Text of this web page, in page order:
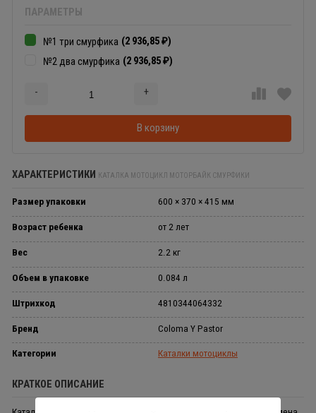
ПАРАМЕТРЫ
№1 три смурфика (2 936,85 ₽)
№2 два смурфика (2 936,85 ₽)
- +
В корзину
ХАРАКТЕРИСТИКИ КАТАЛКА МОТОЦИКЛ МОТОРБАЙК СМУРФИКИ
Размер упаковки 600 × 370 × 415 мм
Возраст ребенка от 2 лет
Вес 2.2 кг
Объем в упаковке 0.084 л
Штрихкод 4810344064332
Бренд Coloma Y Pastor
Категории Каталки мотоциклы
КРАТКОЕ ОПИСАНИЕ